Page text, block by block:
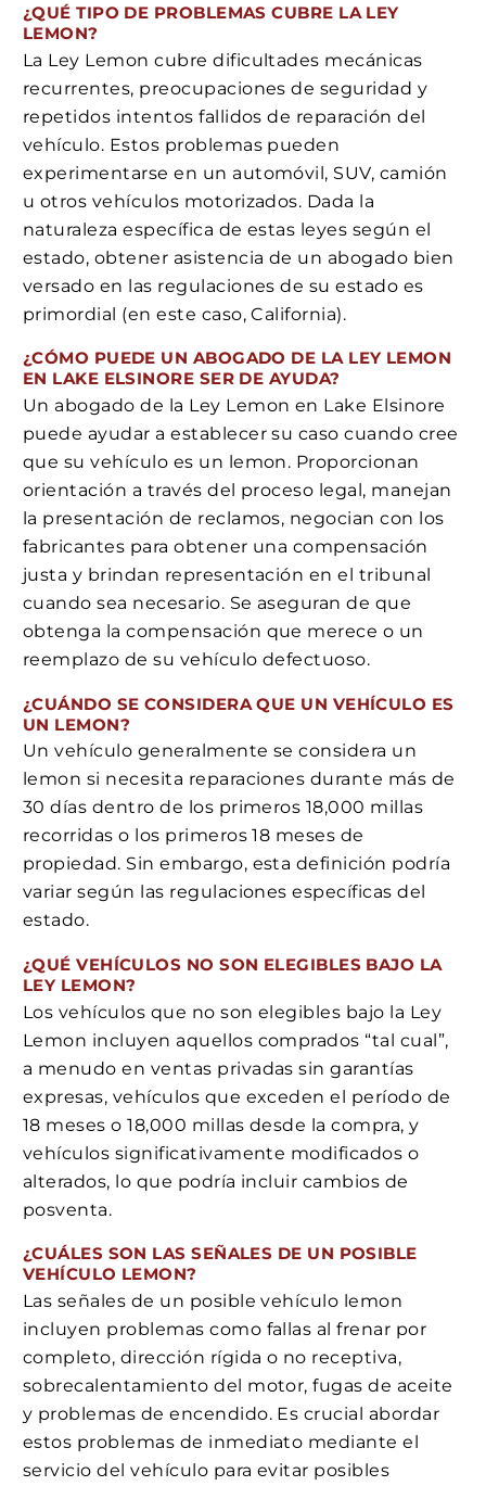
¿QUÉ TIPO DE PROBLEMAS CUBRE LA LEY
LEMON?
La Ley Lemon cubre dificultades mecánicas
recurrentes, preocupaciones de seguridad y
repetidos intentos fallidos de reparación del
vehículo. Estos problemas pueden
experimentarse en un automóvil, SUV, camión
u otros vehículos motorizados. Dada la
naturaleza específica de estas leyes según el
estado, obtener asistencia de un abogado bien
versado en las regulaciones de su estado es
primordial (en este caso, California).
¿CÓMO PUEDE UN ABOGADO DE LA LEY LEMON
EN LAKE ELSINORE SER DE AYUDA?
Un abogado de la Ley Lemon en Lake Elsinore
puede ayudar a establecer su caso cuando cree
que su vehículo es un lemon. Proporcionan
orientación a través del proceso legal, manejan
la presentación de reclamos, negocian con los
fabricantes para obtener una compensación
justa y brindan representación en el tribunal
cuando sea necesario. Se aseguran de que
obtenga la compensación que merece o un
reemplazo de su vehículo defectuoso.
¿CUÁNDO SE CONSIDERA QUE UN VEHÍCULO ES
UN LEMON?
Un vehículo generalmente se considera un
lemon si necesita reparaciones durante más de
30 días dentro de los primeros 18,000 millas
recorridas o los primeros 18 meses de
propiedad. Sin embargo, esta definición podría
variar según las regulaciones específicas del
estado.
¿QUÉ VEHÍCULOS NO SON ELEGIBLES BAJO LA
LEY LEMON?
Los vehículos que no son elegibles bajo la Ley
Lemon incluyen aquellos comprados “tal cual”,
a menudo en ventas privadas sin garantías
expresas, vehículos que exceden el período de
18 meses o 18,000 millas desde la compra, y
vehículos significativamente modificados o
alterados, lo que podría incluir cambios de
posventa.
¿CUÁLES SON LAS SEÑALES DE UN POSIBLE
VEHÍCULO LEMON?
Las señales de un posible vehículo lemon
incluyen problemas como fallas al frenar por
completo, dirección rígida o no receptiva,
sobrecalentamiento del motor, fugas de aceite
y problemas de encendido. Es crucial abordar
estos problemas de inmediato mediante el
servicio del vehículo para evitar posibles